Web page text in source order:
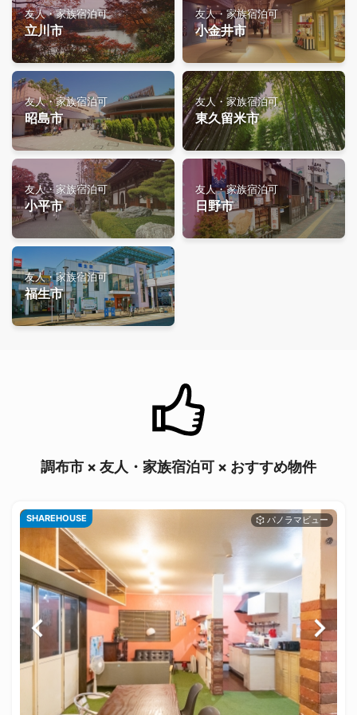
友人・家族宿泊可
立川市
友人・家族宿泊可
小金井市
友人・家族宿泊可
昭島市
友人・家族宿泊可
東久留米市
友人・家族宿泊可
小平市
友人・家族宿泊可
日野市
友人・家族宿泊可
福生市
調布市 × 友人・家族宿泊可 × おすすめ物件
SHAREHOUSE